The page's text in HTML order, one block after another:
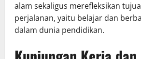
alam sekaligus merefleksikan
perjalanan, yaitu belajar dan
dalam dunia pendidikan.